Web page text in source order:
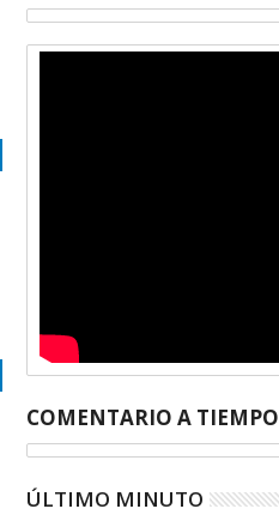
COMENTARIO A TIEMPO
ÚLTIMO MINUTO